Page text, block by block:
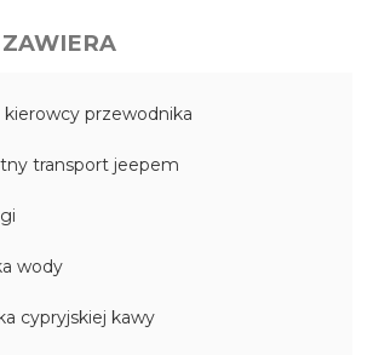
kierowcy przewodnika
transport jeepem
wody
cypryjskiej kawy